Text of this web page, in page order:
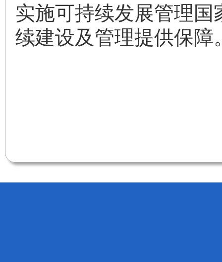
实施可持续发展管理
续建设及管理提供保障